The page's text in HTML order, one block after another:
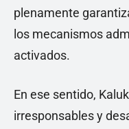
plenamente
los mecanismos
activados.
En ese sentido,
irresponsables y